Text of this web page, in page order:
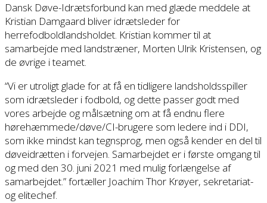
Dansk Døve-Idrætsforbund kan med glæde meddele at
Kristian Damgaard bliver idrætsleder for
herrefodboldlandsholdet. Kristian kommer til at
samarbejde med landstræner, Morten Ulrik Kristensen, og
de øvrige i teamet.
“Vi er utroligt glade for at få en tidligere landsholdsspiller
som idrætsleder i fodbold, og dette passer godt med
vores arbejde og målsætning om at få endnu flere
hørehæmmede/døve/CI-brugere som ledere ind i DDI,
som ikke mindst kan tegnsprog, men også kender en del til
døveidrætten i forvejen. Samarbejdet er i første omgang til
og med den 30. juni 2021 med mulig forlængelse af
samarbejdet.” fortæller Joachim Thor Krøyer, sekretariat-
og elitechef.